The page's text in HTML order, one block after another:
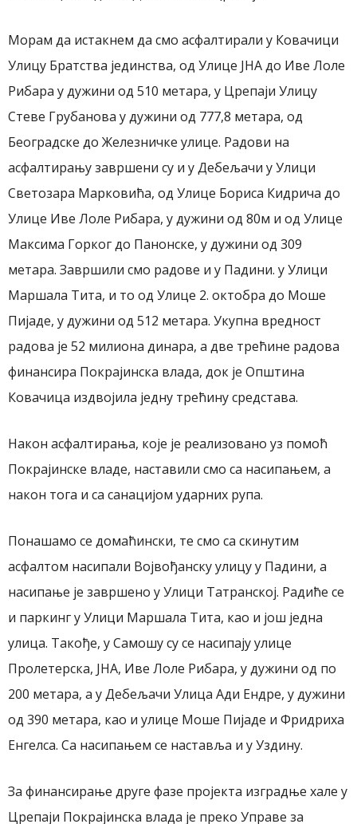
Морам да истакнем да смо асфалтирали у Ковачици
Улицу Братства јединства, од Улице ЈНА до Иве Лоле
Рибара у дужини од 510 метара, у Црепаји Улицу
Стеве Грубанова у дужини од 777,8 метара, од
Београдске до Железничке улице. Радови на
асфалтирању завршени су и у Дебељачи уУлици
Светозара Марковића, од Улице Бориса Кидрича до
Улице Иве Лоле Рибара, у дужини од 80м и од Улице
Максима Горког до Панонске, у дужини од 309
метара. Завршили смо радове и у Падини. уУлици
Маршала Тита, и то од Улице 2. октобра до Моше
Пијаде, у дужини од 512 метара. Укупна вредност
радова је 52 милиона динара, а две трећине радова
финансира Покрајинска влада, док је Општина
Ковачица издвојила једну трећинусредстава.
Након асфалтирања, које је реализовано уз помоћ
Покрајинске владе, наставили смо са насипањем, а
након тога и са санацијом ударних рупа.
Понашамо се домаћински, те смо са скинутим
асфалтом насипали Војвођанску улицу у Падини, а
насипање је завршено у Улици Татранској. Радиће се
и паркинг у Улици Маршала Тита, као и још једна
улица. Такође, у Самошу су се насипају улице
Пролетерска, ЈНА, Иве Лоле Рибара, у дужини од по
200 метара, а у Дебељачи Улица Ади Ендре, у дужини
од 390 метара, као и улице Моше Пијаде и Фридриха
Енгелса. Са насипањем се наставља и у Уздину.
За финансирање друге фазе пројекта изградње хале у
Црепаји Покрајинска влада је преко Управе за